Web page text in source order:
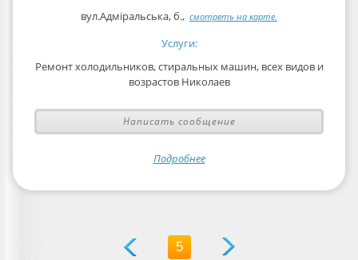
вул.Адміральська, б., смотреть на карте.
Услуги:
Ремонт холодильников, стиральных машин, всех видов и
возрастов Николаев
Написать сообщение
Подробнее
5